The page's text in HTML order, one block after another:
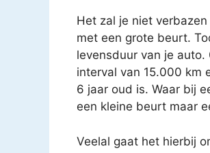
Het zal je niet
met een grote beurt.
levensduur van je
interval van 15.000 km
6 jaar oud is. Waar bij
een kleine beurt maar
Veelal gaat het hierbij